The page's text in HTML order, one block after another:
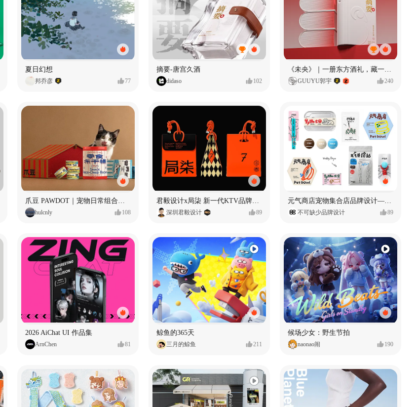
夏日幻想
邦乔彦 77
摘要-唐宫久酒
didaso 102 GUUYU郭宇 240
爪豆 PAWDOT｜宠物日常组合礼盒包装设计
hulcnly 108
君毅设计x局柒 新一代KTV品牌全案设计
深圳君毅设计 89
元气商店宠物集合店品牌设计—元气摄入中
不可缺少品牌设计 89
2026 AiChat UI 作品集
ArnChen 81
鲸鱼的365天
三月的鲸鱼 211
候场少女：野生节拍
naonao闹 190